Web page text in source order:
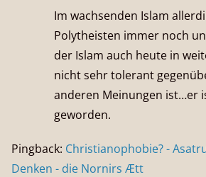
Im wachsenden Islam
Polytheisten immer noch
der Islam auch heute in
nicht sehr tolerant
anderen Meinungen ist…er
geworden.
Pingback: Christianophobie? -
Denken - die Nornirs Ætt